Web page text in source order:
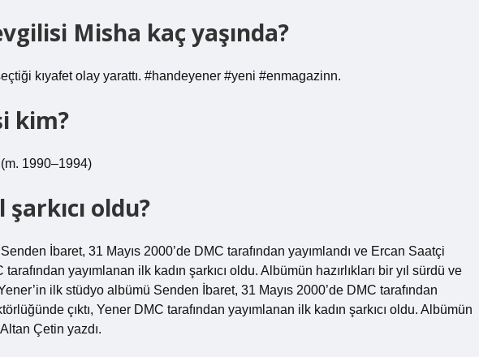
Misha kaç yaşında?
kıyafet olay yarattı. #handeyener #yeni #enmagazinn.
kim?
1990–1994)
oldu?
İbaret, 31 Mayıs 2000’de DMC tarafından yayımlandı ve Ercan Saatçi
yayımlanan ilk kadın şarkıcı oldu. Albümün hazırlıkları bir yıl sürdü ve
ilk stüdyo albümü Senden İbaret, 31 Mayıs 2000’de DMC tarafından
çıktı, Yener DMC tarafından yayımlanan ilk kadın şarkıcı oldu. Albümün
Altan Çetin yazdı.